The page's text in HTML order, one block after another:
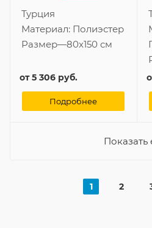
Турция
Материал: Полиэстер
Размер—80x150 см
от5 306 руб.
Подробнее
1 2